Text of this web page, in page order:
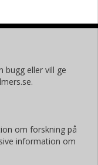
bugg eller vill ge
om forskning på
information om